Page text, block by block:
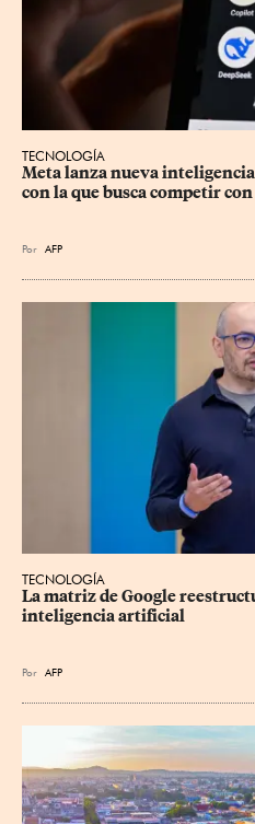
TECNOLOGÍA
Meta lanza nueva
con la que busca competir
Por AFP
TECNOLOGÍA
La matriz de Google
inteligencia artificial
Por AFP